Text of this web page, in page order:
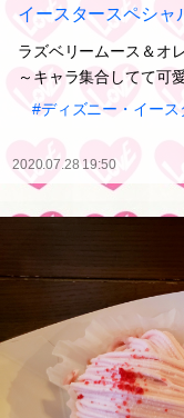
イースタースペシャ
ラズベリームース＆オ
～キャラ集合してて可
#ディズニー・イース
2020.07.28 19:50